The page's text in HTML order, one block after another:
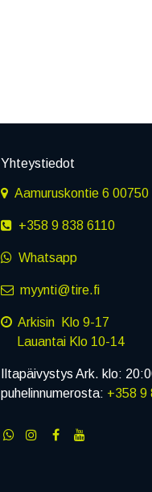
Yhteystiedot
Aamuruskontie 6 00750
+358 9 838 6110
Whatsapp
myynti@tire.fi
Arkisin Klo 9-17
Lauantai Klo 10-14
Iltapäivystys Ark. klo:
puhelinnumerosta: +358 9